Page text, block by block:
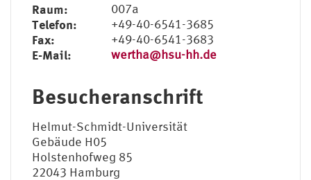
Raum: 007a
Telefon: +49-40-6541-3685
Fax: +49-40-6541-3683
E-Mail: wertha@hsu-hh.de
Besucheranschrift
Helmut-Schmidt-Universität
Gebäude H05
Holstenhofweg 85
22043 Hamburg